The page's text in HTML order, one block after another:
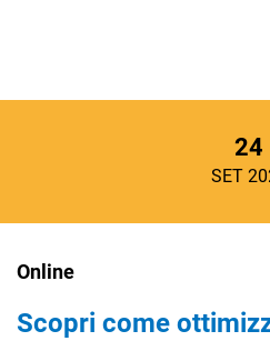
24
SET
Online
Scopri come